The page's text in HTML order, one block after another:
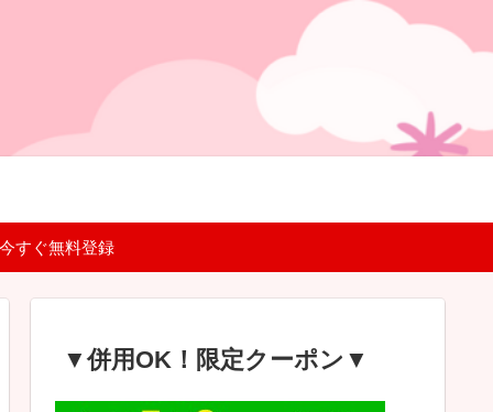
すぐ無料登録
▼併用OK！限定クーポン▼